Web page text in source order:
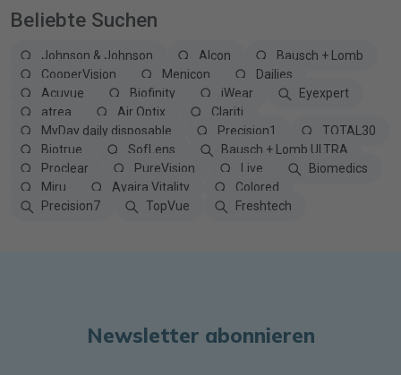
Beliebte Suchen
Johnson & Johnson Alcon
Bausch + Lomb
CooperVision
Menicon
Dailies
Acuvue
Biofinity iWear
Eyexpert
atrea
Air Optix
Clariti
MyDay daily disposable
Precision1
TOTAL30
Biotrue
SofLens
Bausch + Lomb ULTRA
Proclear
PureVision Live
Biomedics
Miru
Avaira Vitality
Colored
Precision7
TopVue Freshtech
Newsletter abonnieren